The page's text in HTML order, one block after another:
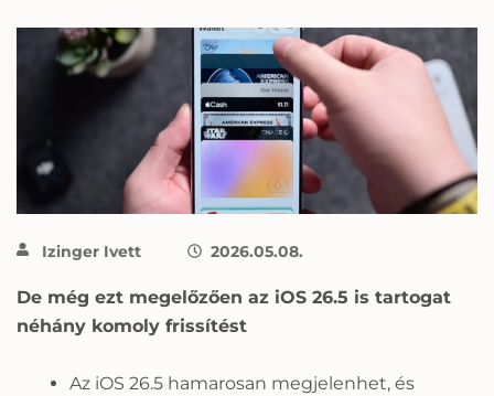
Izinger Ivett 2026.05.08.
De még ezt megelőzően az iOS 26.5 is tartogat
néhány komoly frissítést
Az iOS 26.5 hamarosan megjelenhet, és